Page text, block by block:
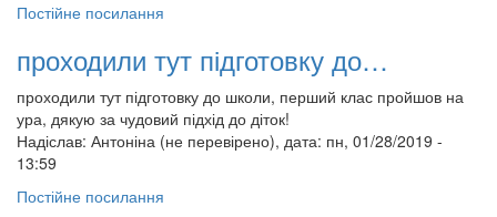
Постійне посилання
проходили тут підготовку до…
проходили тут підготовку до школи, перший клас пройшов на
ура, дякую за чудовий підхід до діток!
Надіслав: Антоніна (не перевірено), дата: пн, 01/28/2019 -
13:59
Постійне посилання